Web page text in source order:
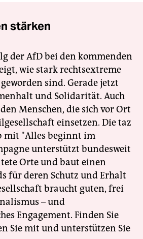
stärken
der AfD bei den kommenden
wie stark rechtsextreme
sind. Gerade jetzt
und Solidarität. Auch
Menschen, die sich vor Ort
einsetzen. Die taz
mit "Alles beginnt im
unterstützt bundesweit
Orte und baut einen
für deren Schutz und Erhalt
braucht guten, frei
– und
Engagement. Finden Sie
Sie mit und unterstützen Sie